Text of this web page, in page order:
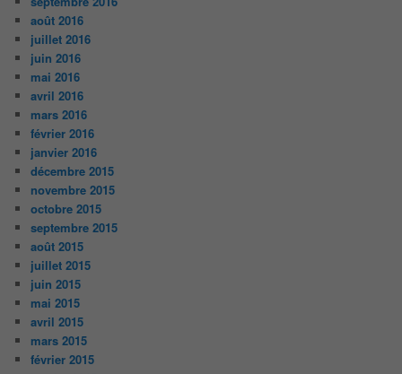
août 2016
juillet 2016
juin 2016
mai 2016
avril 2016
mars 2016
février 2016
janvier 2016
décembre 2015
novembre 2015
octobre 2015
septembre 2015
août 2015
juillet 2015
juin 2015
mai 2015
avril 2015
mars 2015
février 2015